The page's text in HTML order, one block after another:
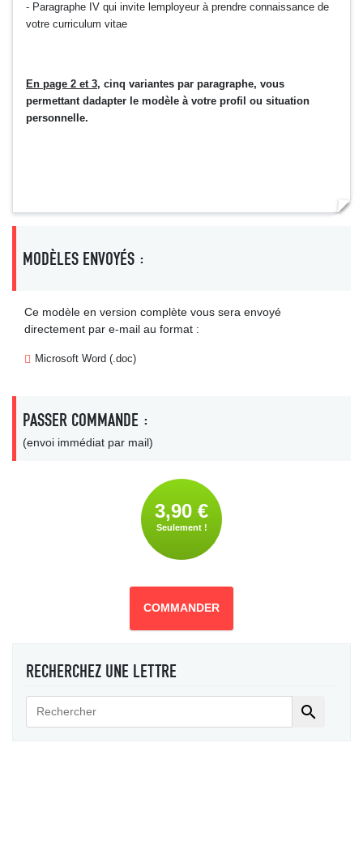
- Paragraphe IV qui invite lemployeur à prendre connaissance de
votre curriculum vitae
En page 2 et 3, cinq variantes par paragraphe, vous
permettant dadapter le modèle à votre profil ou situation
personnelle.
MODÈLES ENVOYÉS :
Ce modèle en version complète vous sera envoyé
directement par e-mail au format :
Microsoft Word (.doc)
PASSER COMMANDE :
(envoi immédiat par mail)
3,90 €
Seulement !
COMMANDER
RECHERCHEZ UNE LETTRE
